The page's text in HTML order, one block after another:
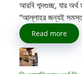
আরবি শব্দগুচ্ছ, যার
“আল্লাহর জন্যই
Read more